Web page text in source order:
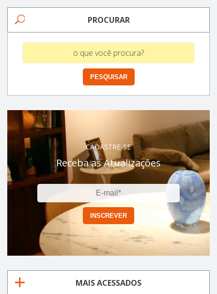
PROCURAR
CADASTRE-SE
Receba as Atualizações
MAIS ACESSADOS